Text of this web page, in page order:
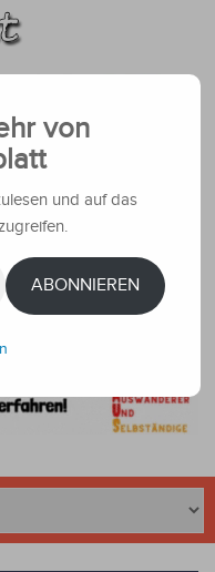
von
und auf das
ABONNIEREN